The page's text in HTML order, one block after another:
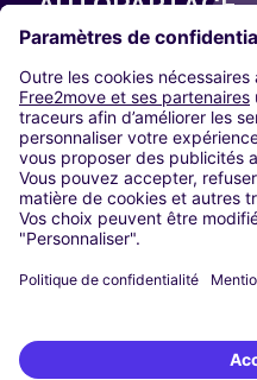
Paris
Madrid
Washington DC
Milan
Rome
Turin
Vienne
Berlin
Düsseldorf